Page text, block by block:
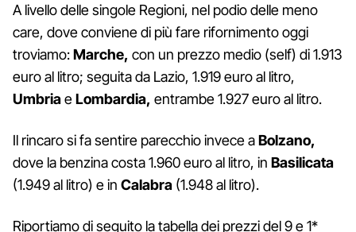
A livello delle singole Regioni, nel podio delle meno
care, dove conviene di più fare rifornimento oggi
troviamo:Marche, con un prezzo medio (self) di 1.913
euro al litro; seguita da Lazio, 1.919 euro al litro,
UmbriaeLombardia, entrambe 1.927 euro al litro.
Il rincaro si fa sentire parecchio invece aBolzano,
dove la benzina costa 1.960 euro al litro, in Basilicata
(1.949 al litro) e in Calabra (1.948 al litro).
Riportiamo di seguito la tabella dei prezzi del 9 e 1*